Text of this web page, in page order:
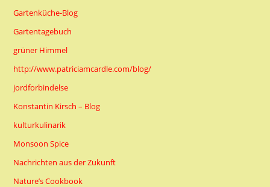
Gartenküche-Blog
Gartentagebuch
grüner Himmel
http://www.patriciamcardle.com/blog/
jordforbindelse
Konstantin Kirsch – Blog
kulturkulinarik
Monsoon Spice
Nachrichten aus der Zukunft
Nature’s Cookbook